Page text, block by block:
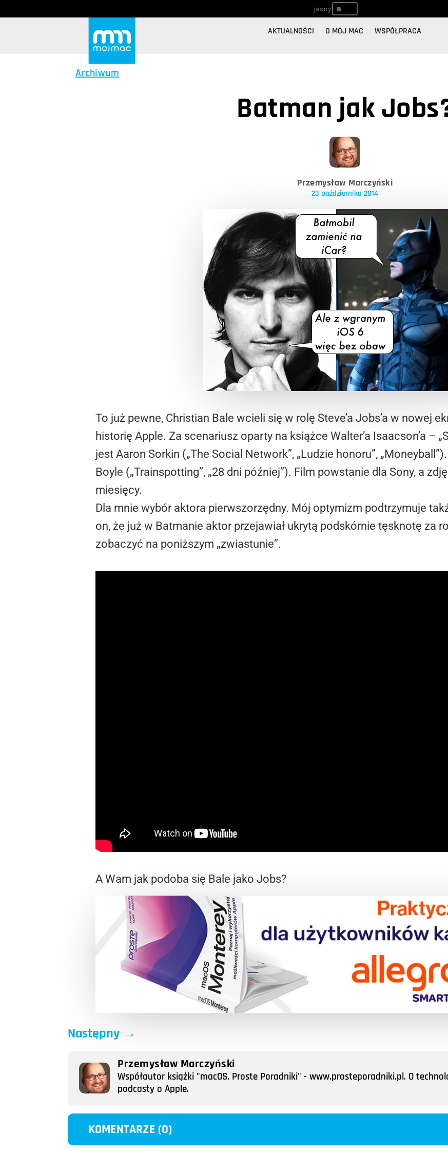
^
AKTUALNOŚCI O MÓJ MAC WSPÓŁPRACA
Archiwum
Batman jak
Przemysław Marczyński
23 października 2014
To już pewne, Christian Bale wcieli się w rolę Steve’a Jobs’a w nowej
historię Apple. Za scenariusz oparty na książce Walter’a Isaacson’a –
jest Aaron Sorkin („The Social Network”, „Ludzie honoru”,
Boyle („Trainspotting”, „28 dni później”). Film powstanie dla Sony, a
miesięcy.
Dla mnie wybór aktora pierwszorzędny. Mój optymizm podtrzymuje
on, że już w Batmanie aktor przejawiał ukrytą podskórnie tęsknotę za
zobaczyć na poniższym „zwiastunie”.
A Wam jak podoba się Bale jako Jobs?
Następny →
Przemysław Marczyński
Współautor książki "macOS. Proste Poradniki" - www.prosteporadniki.pl. O
podcasty o Apple.
KOMENTARZE (0)